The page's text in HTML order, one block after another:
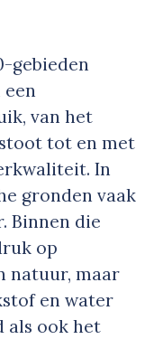
gebieden
van het
tot en met
In
gronden vaak
Binnen die
op
natuur, maar
en water
als ook het